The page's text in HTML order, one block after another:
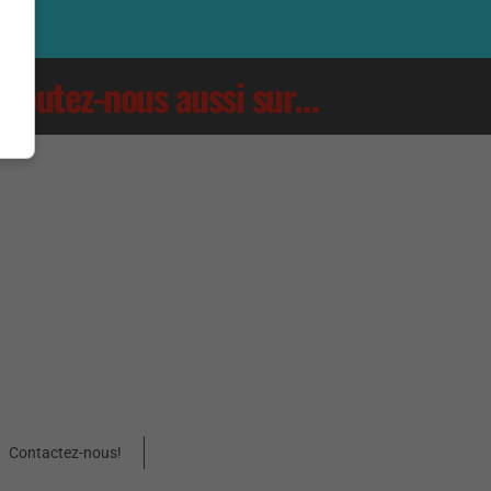
Écoutez-nous aussi sur…
Contactez-nous!